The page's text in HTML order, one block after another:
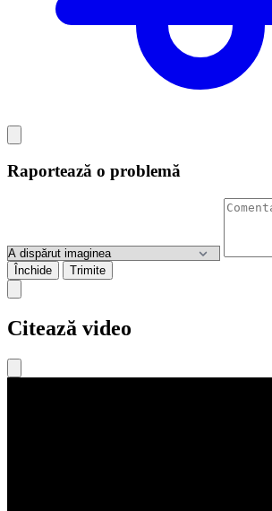
Raportează o problemă
Închide Trimite
Citează video